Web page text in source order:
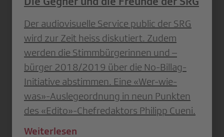
Der audiovisuelle Service public der SRG
wird zur Zeit heiss diskutiert. Zudem
werden die Stimmbürgerinnen und –
bürger 2018/2019 über die No-Billag-
Initiative abstimmen. Eine «Wer-wie-
was»-Auslegeordnung in neun Punkten
des «Edito»-Chefredaktors Philipp Cueni.
Weiterlesen